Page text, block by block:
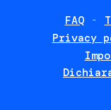
FAQ
Privacy